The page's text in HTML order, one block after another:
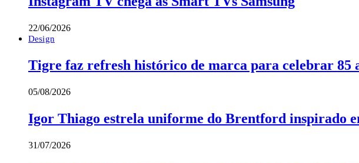
22/06/2026
Design
Tigre faz refresh histórico de marca para celebrar 85
05/08/2026
Igor Thiago estrela uniforme do Brentford inspirado
31/07/2026